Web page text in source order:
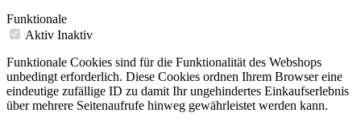
Funktionale
Aktiv Inaktiv
Funktionale Cookies sind für die Funktionalität des Webshops
unbedingt erforderlich. Diese Cookies ordnen Ihrem Browser eine
eindeutige zufällige ID zu damit Ihr ungehindertes Einkaufserlebnis
über mehrere Seitenaufrufe hinweg gewährleistet werden kann.